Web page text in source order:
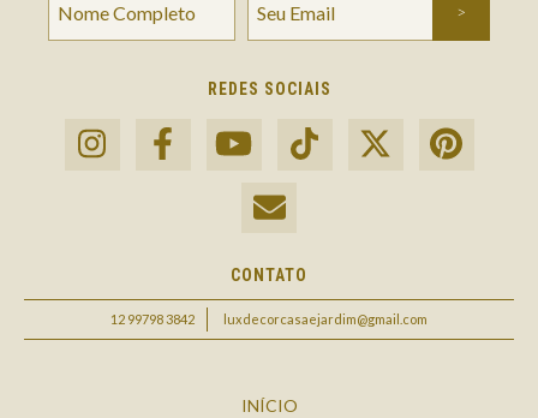
REDES SOCIAIS
CONTATO
12 99798 3842 luxdecorcasaejardim@gmail.com
INÍCIO